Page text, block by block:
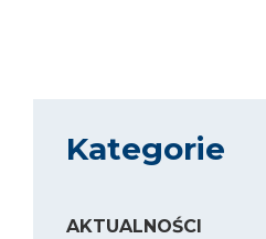
Kategorie
AKTUALNOŚCI